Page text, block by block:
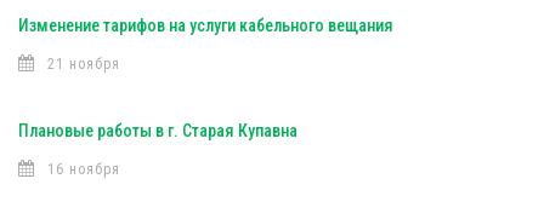
Изменение тарифов на услуги кабельного вещания
21 ноября
Плановые работы в г. Старая Купавна
16 ноября